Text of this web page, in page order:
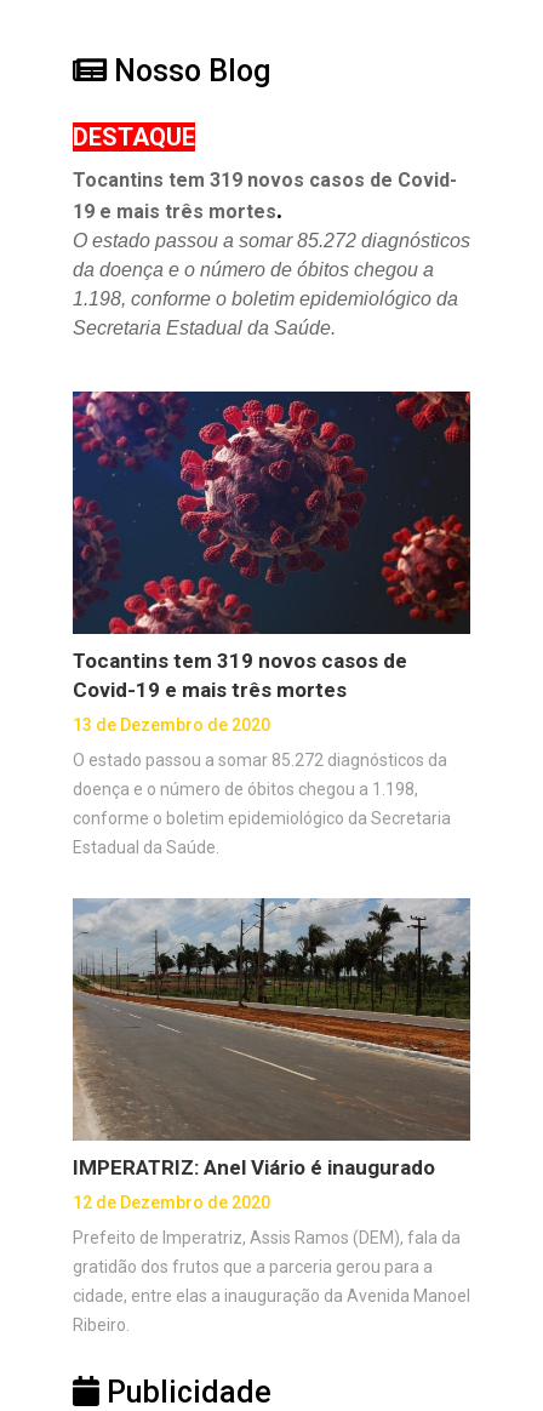
Nosso Blog
DESTAQUE
Tocantins tem 319 novos casos de Covid-
19 e mais três mortes.
O estado passou a somar 85.272 diagnósticos
da doença e o número de óbitos chegou a
1.198, conforme o boletim epidemiológico da
Secretaria Estadual da Saúde.
Tocantins tem 319 novos casos de
Covid-19 e mais três mortes
13 de Dezembro de 2020
O estado passou a somar 85.272 diagnósticos da
doença e o número de óbitos chegou a 1.198,
conforme o boletim epidemiológico da Secretaria
Estadual da Saúde.
IMPERATRIZ: Anel Viário é inaugurado
12 de Dezembro de 2020
Prefeito de Imperatriz, Assis Ramos (DEM), fala da
gratidão dos frutos que a parceria gerou para a
cidade, entre elas a inauguração da Avenida Manoel
Ribeiro.
Publicidade